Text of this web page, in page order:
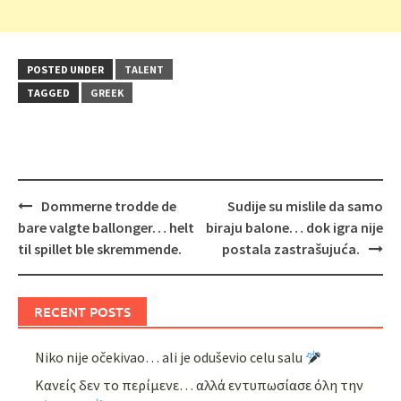
POSTED UNDER
TALENT
TAGGED
GREEK
Post
navigation
Dommerne trodde de
bare valgte ballonger… helt
til spillet ble skremmende.
Sudije su mislile da samo
biraju balone… dok igra nije
postala zastrašujuća.
RECENT POSTS
Niko nije očekivao… ali je oduševio celu salu
Κανείς δεν το περίμενε… αλλά εντυπωσίασε όλη την